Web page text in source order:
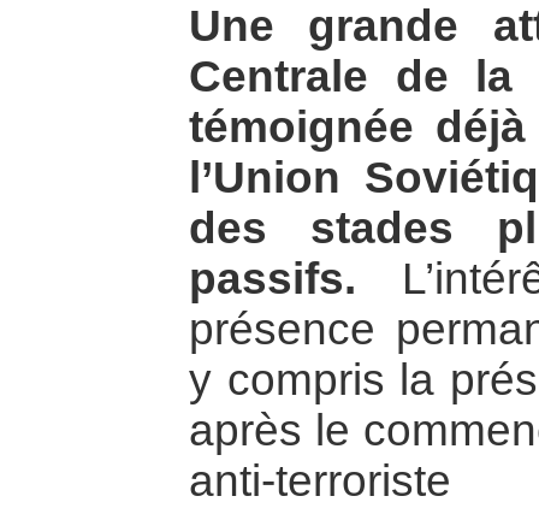
Une grande
Centrale de la
témoignée
l’Union
des stades
passifs.
présence
y compris la
après le
anti-